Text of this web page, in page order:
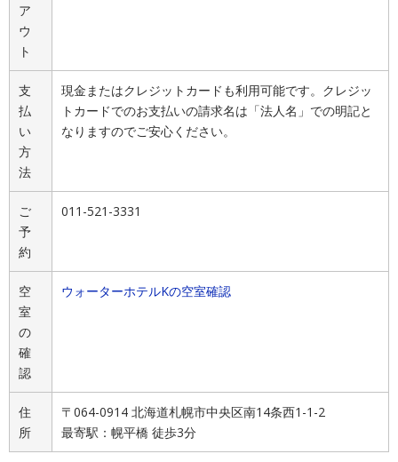
ア
ウ
ト
支
払
い
方
法
現金またはクレジットカードも利用可能です。クレジッ
トカードでのお支払いの請求名は「法人名」での明記と
なりますのでご安心ください。
ご
予
約
011-521-3331
空
室
の
確
認
ウォーターホテルKの空室確認
住
所
〒064-0914 北海道札幌市中央区南14条西1-1-2
最寄駅：幌平橋 徒歩3分